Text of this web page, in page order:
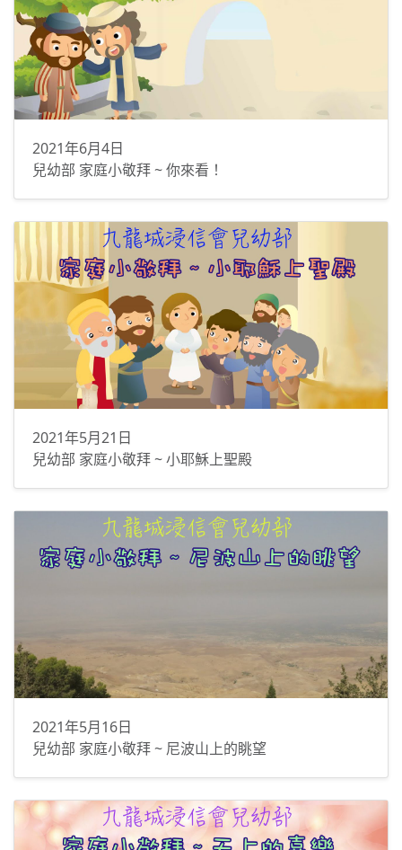
2021年6月4日
兒幼部 家庭小敬拜 ~ 你來看！
2021年5月21日
兒幼部 家庭小敬拜 ~ 小耶穌上聖殿
2021年5月16日
兒幼部 家庭小敬拜 ~ 尼波山上的眺望